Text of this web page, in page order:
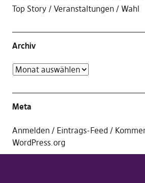
Top Story
Veranstaltungen Wahl
Archiv
Meta
Anmelden Eintrags-Feed
WordPress.org